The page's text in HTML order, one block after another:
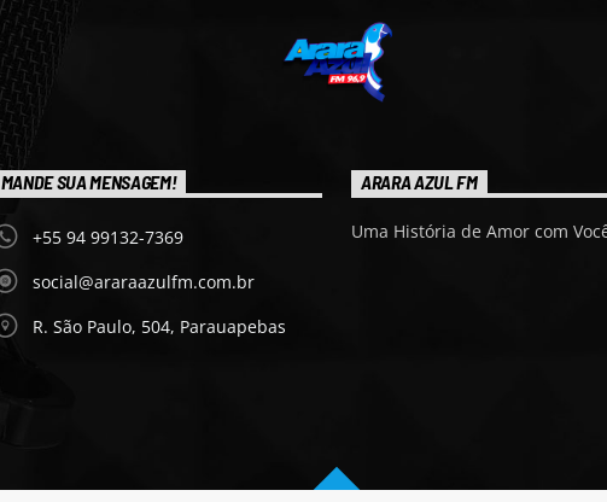
MANDE SUA MENSAGEM!
+55 94 99132-7369
social@araraazulfm.com.br
R. São Paulo, 504, Parauapebas
ARARA AZUL FM
Uma História de Amor com